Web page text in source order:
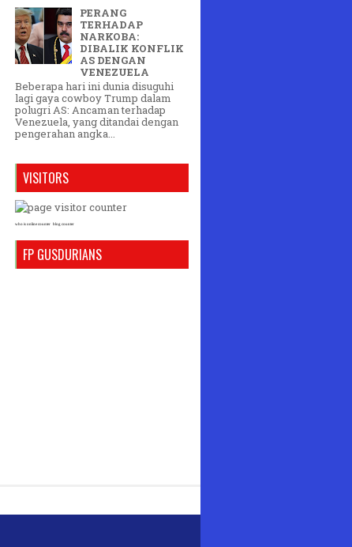
PERANG
TERHADAP
NARKOBA:
DIBALIK KONFLIK
AS DENGAN
VENEZUELA
Beberapa hari ini dunia disuguhi
lagi gaya cowboy Trump dalam
polugri AS: Ancaman terhadap
Venezuela, yang ditandai dengan
pengerahan angka...
VISITORS
who is online counter blog counter
FP GUSDURIANS